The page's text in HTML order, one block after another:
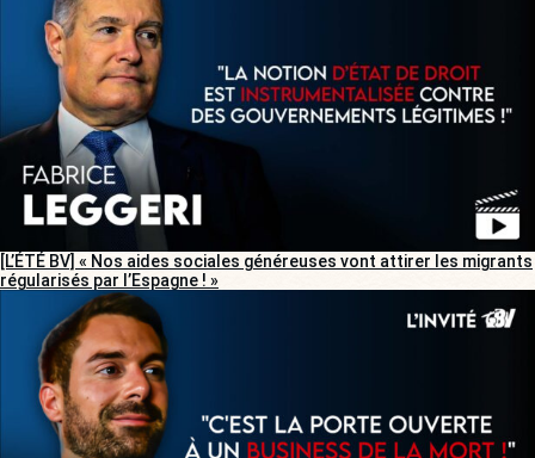
[L’ÉTÉ BV] « Nos aides sociales généreuses vont attirer les migrants
régularisés par l’Espagne ! »